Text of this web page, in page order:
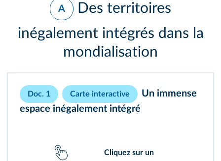
A
Des territoires
inégalement intégrés dans la
mondialisation
Doc. 1 Carte interactive
Un immense
espace inégalement intégré
Cliquez sur un